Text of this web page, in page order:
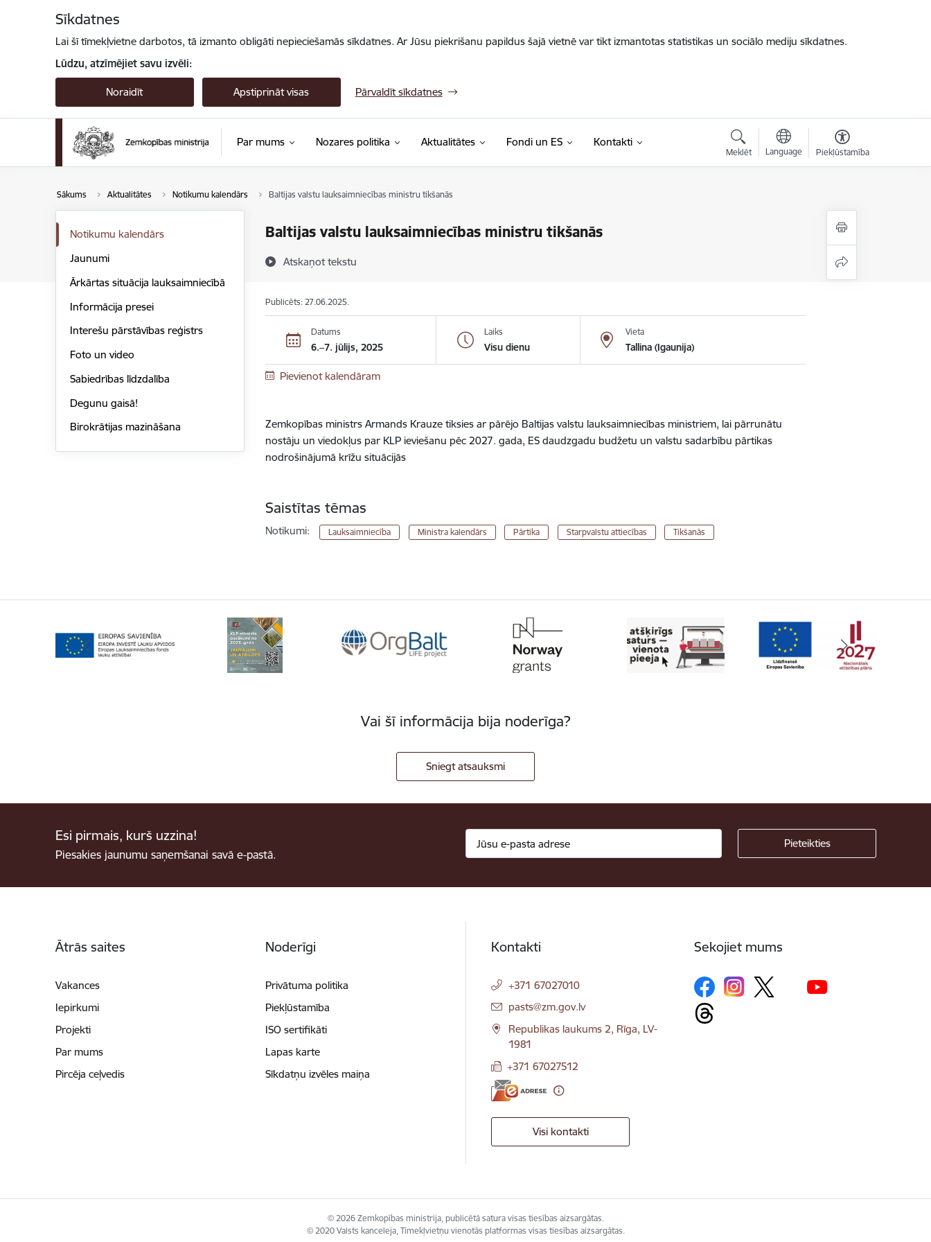
Sīkdatnes
Lai šī tīmekļvietne darbotos, tā izmanto obligāti nepieciešamās sīkdatnes. Ar Jūsu piekrišanu papildus šajā vietnē var tikt izmantotas statistikas un sociālo mediju sīkdatnes.
Lūdzu, atzīmējiet savu izvēli:
Noraidīt Apstiprināt visas Pārvaldīt sīkdatnes
Par mums Nozares politika Aktualitātes Fondi un ES Kontakti
Meklēt Language Piekļūstamība
Sākums Aktualitātes Notikumu kalendārs Baltijas valstu lauksaimniecības ministru tikšanās
Baltijas valstu lauksaimniecības ministru tikšanās
Atskaņot tekstu
Notikumu kalendārs
Jaunumi
Ārkārtas situācija lauksaimniecībā
Informācija presei
Interešu pārstāvības reģistrs
Foto un video
Sabiedrības līdzdalība
Degunu gaisā!
Birokrātijas mazināšana
Publicēts: 27.06.2025.
Datums
6.–7. jūlijs, 2025
Laiks
Visu dienu
Vieta
Tallina (Igaunija)
Pievienot kalendāram
Zemkopības ministrs Armands Krauze tiksies ar pārējo Baltijas valstu lauksaimniecības ministriem, lai pārrunātu
nostāju un viedokļus par KLP ieviešanu pēc 2027. gada, ES daudzgadu budžetu un valstu sadarbību pārtikas
nodrošinājumā krīžu situācijās
Saistītas tēmas
Notikumi: Lauksaimniecība Ministra kalendārs Pārtika Starpvalstu attiecības Tikšanās
Vai šī informācija bija noderīga?
Sniegt atsauksmi
Esi pirmais, kurš uzzina!
Piesakies jaunumu saņemšanai savā e-pastā.
Ātrās saites
Vakances
Iepirkumi
Projekti
Par mums
Pircēja ceļvedis
Noderīgi
Privātuma politika
Piekļūstamība
ISO sertifikāti
Lapas karte
Sīkdatņu izvēles maiņa
Kontakti
+371 67027010
E-pasts:
pasts@zm.gov.lv
Republikas laukums 2, Rīga, LV-
1981
+371 67027512
Visi kontakti
Sekojiet mums
© 2026 Zemkopības ministrija, publicētā satura visas tiesības aizsargātas.
© 2020 Valsts kanceleja, Tīmekļvietņu vienotās platformas visas tiesības aizsargātas.